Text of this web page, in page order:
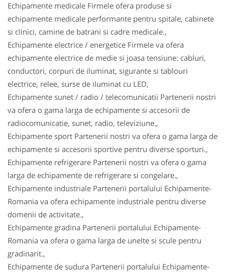
Echipamente medicale Firmele ofera produse si
echipamente medicale performante pentru spitale, cabinete
si clinici, camine de batrani si cadre medicale.,
Echipamente electrice / energetice Firmele va ofera
echipamente electrice de medie si joasa tensiune: cabluri,
conductori, corpuri de iluminat, sigurante si tablouri
electrice, relee, surse de iluminat cu LED,
Echipamente sunet / radio / telecomunicatii Partenerii nostri
va ofera o gama larga de echipamente si accesorii de
radiocomunicatie, sunet, radio, televiziune.,
Echipamente sport Partenerii nostri va ofera o gama larga de
echipamente si accesorii sportive pentru diverse sporturi.,
Echipamente refrigerare Partenerii nostri va ofera o gama
larga de echipamente de refrigerare si congelare.,
Echipamente industriale Partenerii portalului Echipamente-
Romania va ofera echipamente industriale pentru diverse
domenii de activitate.,
Echipamente gradina Partenerii portalului Echipamente-
Romania va ofera o gama larga de unelte si scule pentru
gradinarit.,
Echipamente de sudura Partenerii portalului Echipamente-